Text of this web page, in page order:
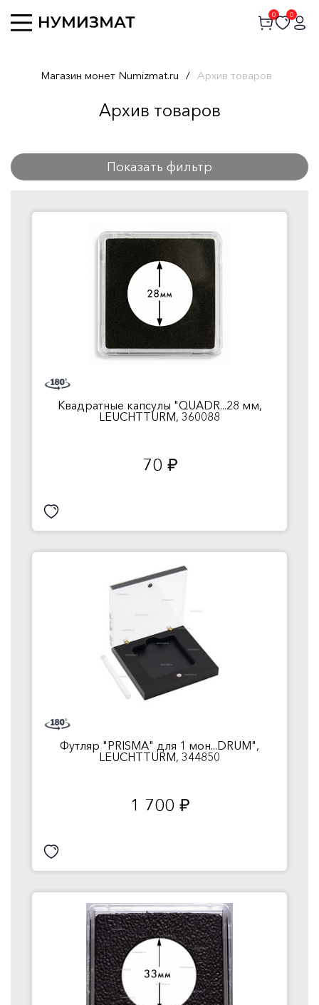
0 0
Магазин монет Numizmat.ru / Архив товаров
Архив товаров
Показать фильтр
Квадратные капсулы "QUADR...28 мм,
LEUCHTTURM, 360088
70 руб.
Футляр "PRISMA" для 1 мон...DRUM",
LEUCHTTURM, 344850
1 700 руб.